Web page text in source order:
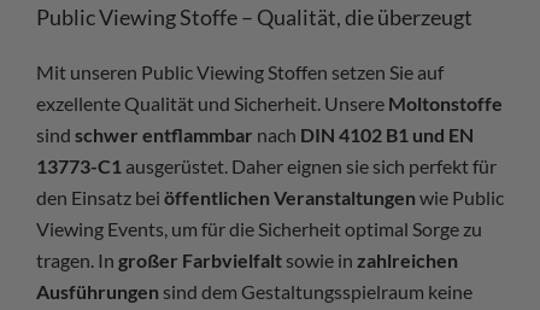
Public Viewing Stoffe – Qualität, die überzeugt
Mit unseren Public Viewing Stoffen setzen Sie auf
exzellente Qualität und Sicherheit. Unsere Moltonstoffe
sind schwer entflammbar nach DIN 4102 B1 und EN
13773-C1 ausgerüstet. Daher eignen sie sich perfekt für
den Einsatz bei öffentlichen Veranstaltungen wie Public
Viewing Events, um für die Sicherheit optimal Sorge zu
tragen. In großer Farbvielfalt sowie in zahlreichen
Ausführungen sind dem Gestaltungsspielraum keine